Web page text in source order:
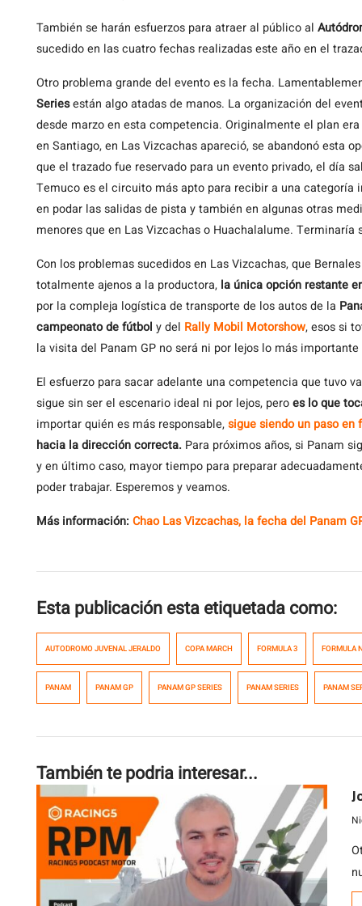
También se harán esfuerzos para atraer al público al
sucedido en las cuatro fechas realizadas este año en el
Otro problema grande del evento es la fecha.
Seriesestán algo atadas de manos. La organización del
desde marzo en esta competencia. Originalmente el plan
en Santiago, en Las Vizcachas apareció, se abandonó esta
que el trazado fue reservado para un evento privado, el día
Temuco es el circuito más apto para recibir a una categoría
en podar las salidas de pista y también en algunas otras
menores que en Las Vizcachas o Huachalalume.
Con los problemas sucedidos en Las Vizcachas, que
totalmente ajenos a la productora, la única opción restante
por la compleja logística de transporte de los autos de la
campeonato de fútbol y del Rally Mobil Motorshow, esos si
la visita del Panam GP no será ni por lejos lo más
El esfuerzo para sacar adelante una competencia que tuvo
sigue sin ser el escenario ideal ni por lejos, peroes lo que
importar quién es más responsable,sigue siendo un paso en
hacia la dirección correcta. Para próximos años, si Panam
y en último caso, mayor tiempo para preparar
poder trabajar. Esperemos y veamos.
Más información: Chao Las Vizcachas, la fecha del Panam
Esta publicación esta etiquetada como:
AUTODROMO JUVENAL JERALDO COPA MARCH FORMULA 3 FORMULA
PANAM PANAM GP PANAM GP SERIES PANAM SERIES PANAM
También te podria interesar...